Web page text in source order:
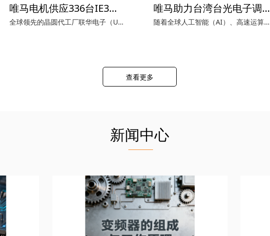
唯马电机供应336台IE3高效低压电机用于联华电子新加坡晶圆厂扩建项目
全球领先的晶圆代工厂联华电子（UMC）位于新加坡的Fab 12i晶圆厂P3扩建项目正加速推进。在该项目中，唯马电机成功向设备商供应了336台TECO东元TEV3系列低压电机，功率覆盖0.55kW至75kW，能效等级达到IE3高效等级。
唯马助力台湾台光电子调胶产线扩建
随着全球人工智能（AI）、高速运算及5G通信的快速发展，高端电子材料需求持续攀升。全球铜箔基板（CCL）领导厂商台湾台光电子材料股份有限公司（简称: 台光电子）台湾生产基地正加速扩建其调胶生产线产能。
查看更多
新闻中心